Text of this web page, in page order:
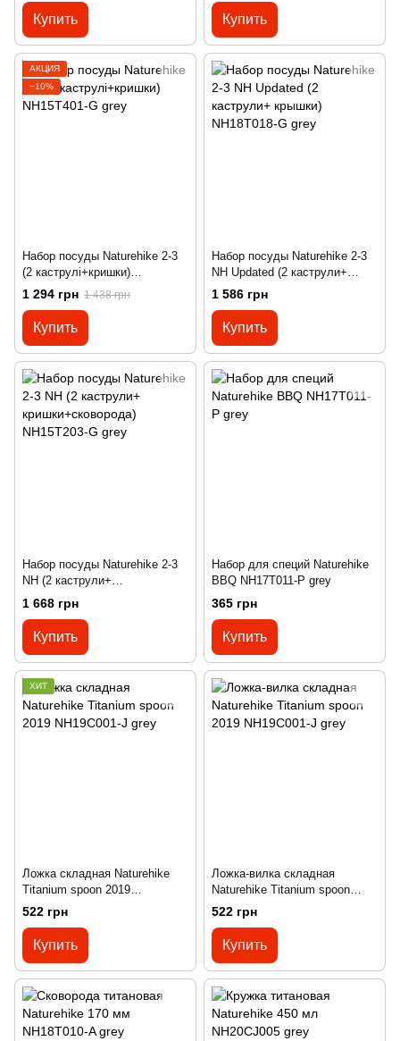
Купить Купить
АКЦИЯ
−10%
Набор посуды Naturehike 2-3
(2 каструлі+кришки)
NH15T401-G grey
1 294 грн 1 438 грн
Купить
Набор посуды Naturehike 2-3
NH Updated (2 каструли+
крышки) NH18T018-G grey
1 586 грн
Купить
Набор посуды Naturehike 2-3
NH (2 каструли+
кришки+сковорода)
NH15T203-G grey
1 668 грн
Купить
Набор для специй Naturehike
BBQ NH17T011-P grey
365 грн
Купить
ХИТ
Ложка складная Naturehike
Titanium spoon 2019
NH19C001-J grey
522 грн
Купить
Ложка-вилка складная
Naturehike Titanium spoon
2019 NH19C001-J grey
522 грн
Купить